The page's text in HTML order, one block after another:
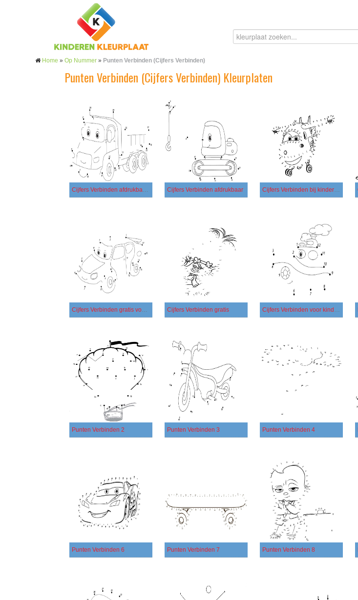
Home » Op Nummer » Punten Verbinden (Cijfers Verbinden)
Punten Verbinden (Cijfers Verbinden) Kleurplaten
Cijfers Verbinden afdrukbaar voor kinderen Cijfers Verbinden afdrukbaar Cijfers Verbinden bij kinderen
Cijfers Verbinden gratis voor kinderen Cijfers Verbinden gratis Cijfers Verbinden voor kinderen
Punten Verbinden 2 Punten Verbinden 3 Punten Verbinden 4
Punten Verbinden 6 Punten Verbinden 7 Punten Verbinden 8